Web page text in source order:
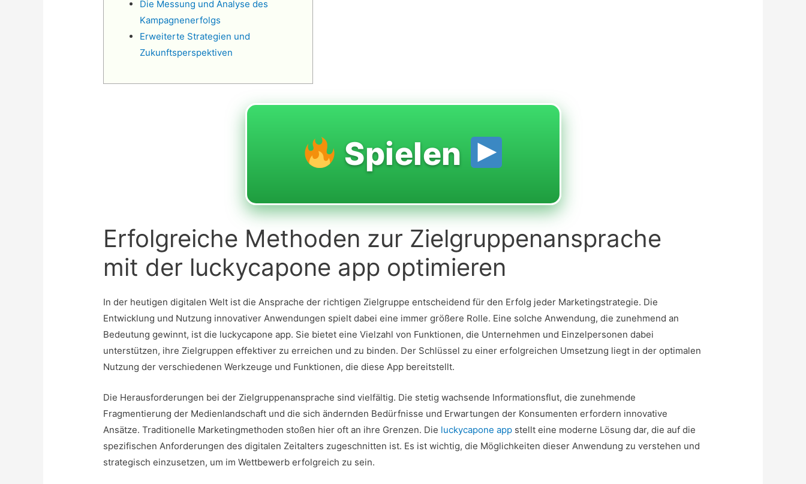
Die Messung und Analyse des
Kampagnenerfolgs
Erweiterte Strategien und
Zukunftsperspektiven
Spielen
Erfolgreiche Methoden zur Zielgruppenansprache
mit der luckycapone app optimieren
In der heutigen digitalen Welt ist die Ansprache der richtigen Zielgruppe entscheidend für den Erfolg jeder Marketingstrategie. Die
Entwicklung und Nutzung innovativer Anwendungen spielt dabei eine immer größere Rolle. Eine solche Anwendung, die zunehmend an
Bedeutung gewinnt, ist die luckycapone app. Sie bietet eine Vielzahl von Funktionen, die Unternehmen und Einzelpersonen dabei
unterstützen, ihre Zielgruppen effektiver zu erreichen und zu binden. Der Schlüssel zu einer erfolgreichen Umsetzung liegt in der optimalen
Nutzung der verschiedenen Werkzeuge und Funktionen, die diese App bereitstellt.
Die Herausforderungen bei der Zielgruppenansprache sind vielfältig. Die stetig wachsende Informationsflut, die zunehmende
Fragmentierung der Medienlandschaft und die sich ändernden Bedürfnisse und Erwartungen der Konsumenten erfordern innovative
Ansätze. Traditionelle Marketingmethoden stoßen hier oft an ihre Grenzen. Die luckycapone app stellt eine moderne Lösung dar, die auf die
spezifischen Anforderungen des digitalen Zeitalters zugeschnitten ist. Es ist wichtig, die Möglichkeiten dieser Anwendung zu verstehen und
strategisch einzusetzen, um im Wettbewerb erfolgreich zu sein.